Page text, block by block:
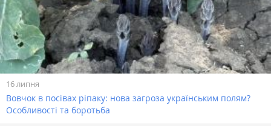
16 липня
Вовчок в посівах ріпаку: нова загроза українським полям?
Особливості та боротьба